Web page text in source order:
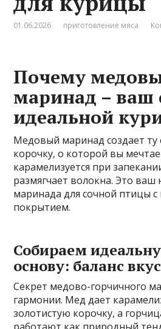
01.06.2026 приготовление мяса
Почему
маринад – ваш
идеальной
Медовый маринад создает ту
корочку‚ о которой вы
карамелизуется при
размягчает волокна. Это
маринада для сочной птицы
покрытием.
Собираем
основу: баланс
Секрет медово-горчичного
гармонии. Мед дает
золотистую корочку‚ а